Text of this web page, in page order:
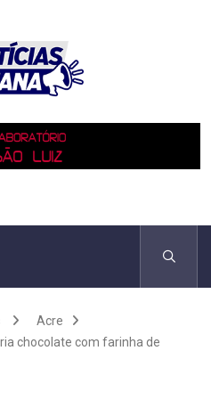
Acre
chocolate com farinha de